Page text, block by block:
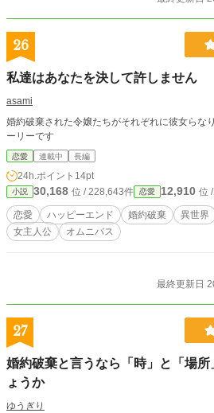
26
私達はあなたを決して許しません
asami
婚約破棄された令嬢たちがそれぞれに彼女らな
ーリーです
恋愛 連載中 長編
24h.ポイント 14pt
小説 30,168 位 / 228,643件 恋愛 12,910 位
恋愛 ハッピーエンド 婚約破棄 異世界
女主人公
オムニバス
最終更新日
27
婚約破棄と言うなら「時」と「場
ょうか
ゆうぎり